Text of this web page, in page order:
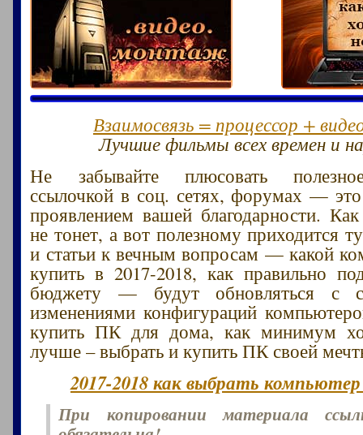
Взаимосвязь = процессор +
Лучшие фильмы всех времен и
Не забывайте плюсовать
ссылочкой в соц. сетях, форумах —
проявлением вашей благодарности.
не тонет, а вот полезному приходится
и статьи к вечным вопросам — какой
купить в 2017-2018, как правильно
бюджету — будут обновляться с
изменениями конфигураций
купить ПК для дома, как минимум
лучше – выбрать и купить ПК своей
2017-2018 как выбрать
При копировании материала